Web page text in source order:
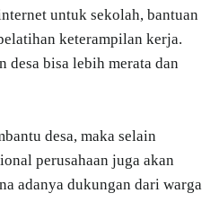
untuk sekolah, bantuan
keterampilan kerja.
desa bisa lebih merata dan
desa, maka selain
perusahaan juga akan
adanya dukungan dari warga